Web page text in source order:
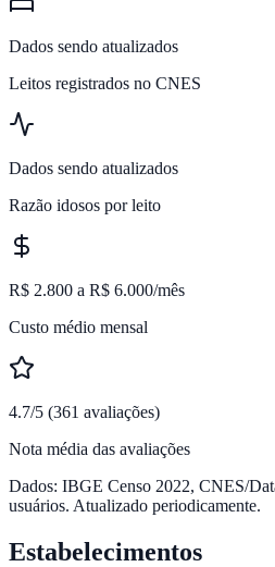
Dados sendo atualizados
Leitos registrados no CNES
Dados sendo atualizados
Razão idosos por leito
R$ 2.800 a R$ 6.000/mês
Custo médio mensal
4.7/5 (361 avaliações)
Nota média das avaliações
Dados: IBGE Censo 2022, CNES/
usuários. Atualizado periodicamente.
Estabelecimentos